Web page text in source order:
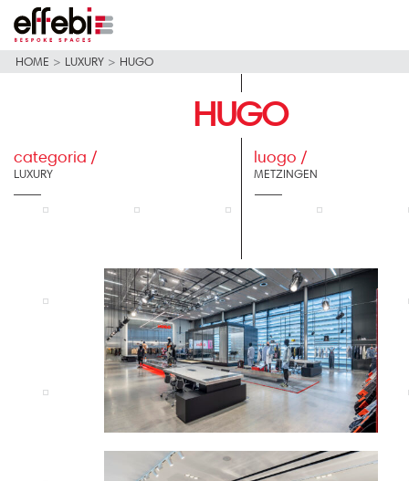
HOME > LUXURY > HUGO
HUGO
categoria /
LUXURY
luogo /
METZINGEN